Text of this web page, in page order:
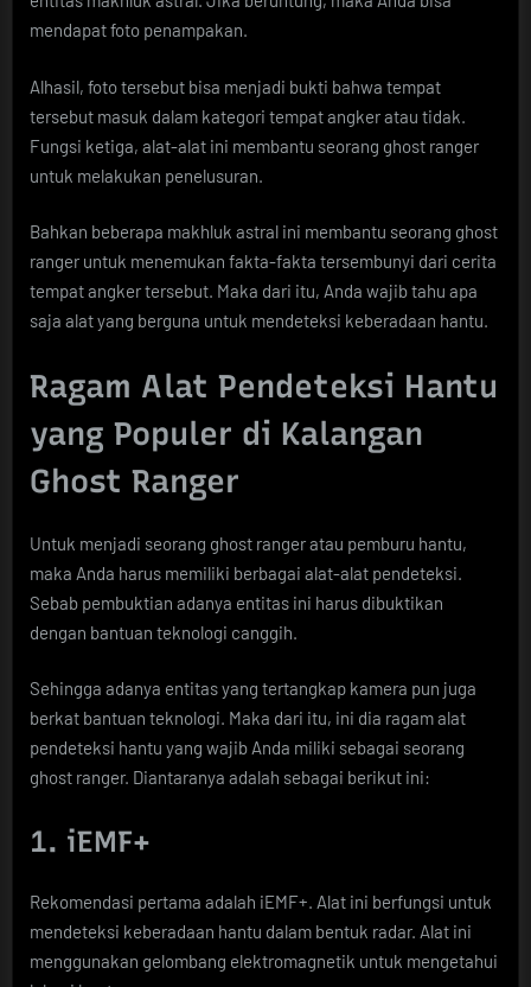
mendapat foto penampakan.
Alhasil, foto tersebut bisa menjadi bukti bahwa tempat
tersebut masuk dalam kategori tempat angker atau tidak.
Fungsi ketiga, alat-alat ini membantu seorang ghost ranger
untuk melakukan penelusuran.
Bahkan beberapa makhluk astral ini membantu seorang ghost
ranger untuk menemukan fakta-fakta tersembunyi dari cerita
tempat angker tersebut. Maka dari itu, Anda wajib tahu apa
saja alat yang berguna untuk mendeteksi keberadaan hantu.
Ragam Alat Pendeteksi Hantu
yang Populer di Kalangan
Ghost Ranger
Untuk menjadi seorang ghost ranger atau pemburu hantu,
maka Anda harus memiliki berbagai alat-alat pendeteksi.
Sebab pembuktian adanya entitas ini harus dibuktikan
dengan bantuan teknologi canggih.
Sehingga adanya entitas yang tertangkap kamera pun juga
berkat bantuan teknologi. Maka dari itu, ini dia ragam alat
pendeteksi hantu yang wajib Anda miliki sebagai seorang
ghost ranger. Diantaranya adalah sebagai berikut ini:
1. iEMF+
Rekomendasi pertama adalah iEMF+. Alat ini berfungsi untuk
mendeteksi keberadaan hantu dalam bentuk radar. Alat ini
menggunakan gelombang elektromagnetik untuk mengetahui